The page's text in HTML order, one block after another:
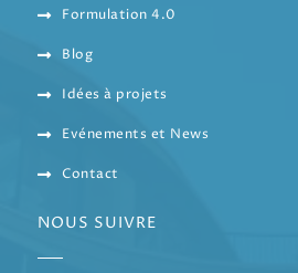
Formulation 4.0
Blog
Idées à projets
Evénements et News
Contact
NOUS SUIVRE